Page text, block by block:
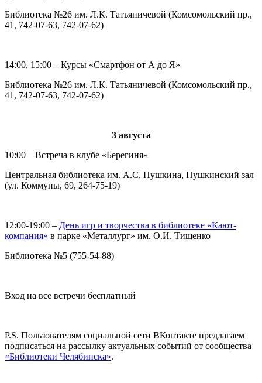
Библиотека №26 им. Л.К. Татьяничевой (Комсомольский пр.,
41, 742-07-63, 742-07-62)
14:00, 15:00 – Курсы «Смартфон от А до Я»
Библиотека №26 им. Л.К. Татьяничевой (Комсомольский пр.,
41, 742-07-63, 742-07-62)
3 августа
10:00 – Встреча в клубе «Берегиня»
Центральная библиотека им. А.С. Пушкина, Пушкинский зал
(ул. Коммуны, 69, 264-75-19)
12:00-19:00 – День игр и творчества в библиотеке «Кают-
компания» в парке «Металлург» им. О.И. Тищенко
Библиотека №5 (755-54-88)
Вход на все встречи бесплатный
P.S. Пользователям социальной сети ВКонтакте предлагаем
подписаться на рассылку актуальных событий от сообщества
«Библиотеки Челябинска».